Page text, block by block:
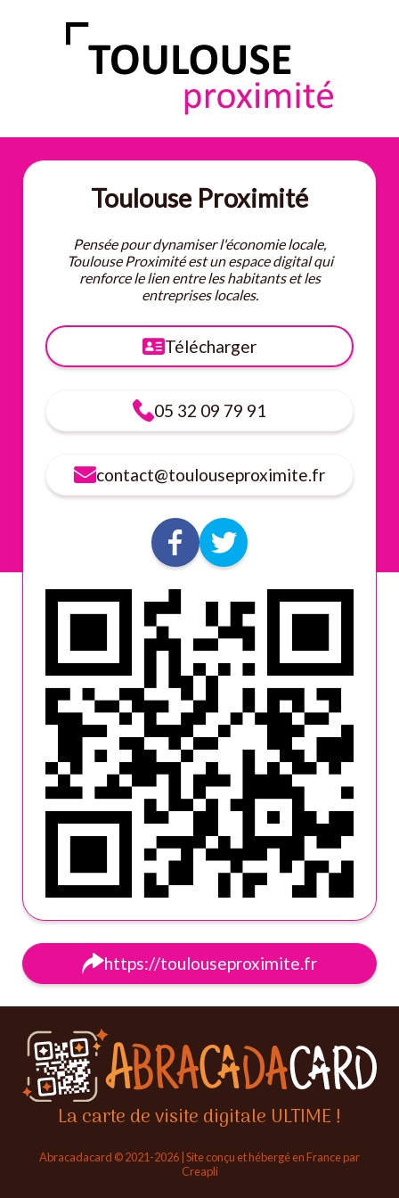
Toulouse Proximité
Pensée pour dynamiser l'économie locale,
Toulouse Proximité est un espace digital qui
renforce le lien entre les habitants et les
entreprises locales.
Télécharger
05 32 09 79 91
contact@toulouseproximite.fr
https://toulouseproximite.fr
La carte de visite digitale ULTIME !
Abracadacard © 2021-2026 | Site conçu et hébergé en France par
Creapli